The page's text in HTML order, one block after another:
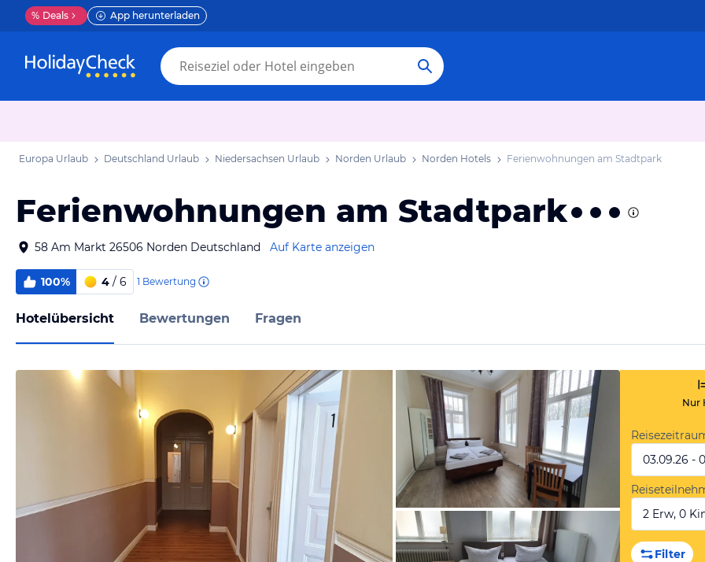
% Deals App herunterladen
Europa Urlaub Deutschland Urlaub Niedersachsen Urlaub Norden Urlaub Norden Hotels Ferienwohnungen am Stadtpark
Ferienwohnungen am Stadtpark
58 Am Markt 26506 Norden Deutschland Auf Karte anzeigen
100% 4 / 6 1 Bewertung
Hotelübersicht Bewertungen Fragen
von Expedia
Nur
03.09.26 -
2 Erw, 0
Filter